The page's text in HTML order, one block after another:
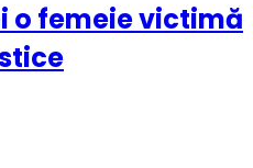
o femeie victimă